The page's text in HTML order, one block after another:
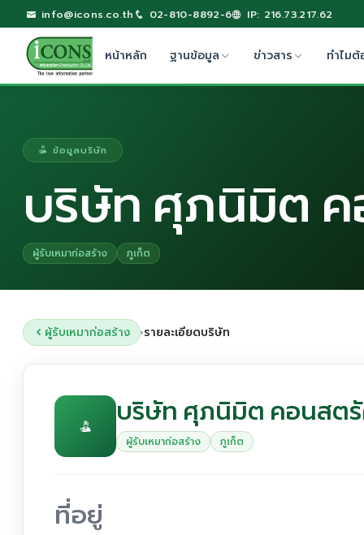
info@icons.co.th 02-810-8892-6 IP: 216.73.217.62
หน้าหลัก ฐานข้อมูล ข่าวสาร ทำไมต้
ข้อมูลบริษัท
บริษัท ศุภนิมิต
ผู้รับเหมาก่อสร้าง ภูเก็ต
ผู้รับเหมาก่อสร้าง ›รายละเอียดบริษัท
บริษัท ศุภนิมิต คอนสต
ผู้รับเหมาก่อสร้าง ภูเก็ต
ที่อยู่